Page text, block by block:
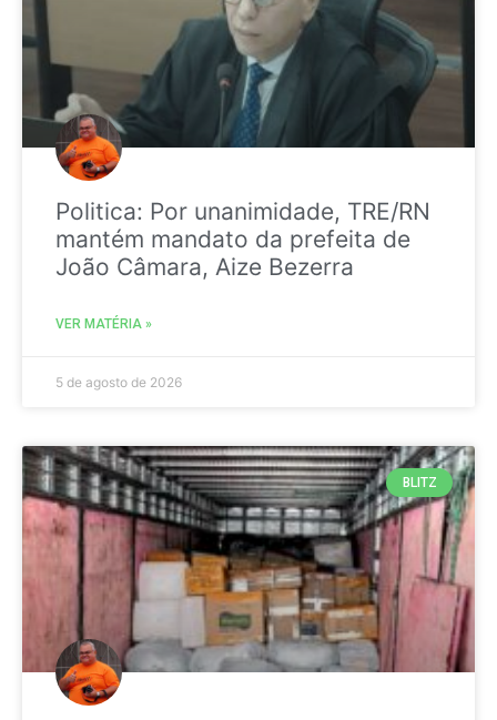
Politica: Por unanimidade, TRE/RN
mantém mandato da prefeita de
João Câmara, Aize Bezerra
VER MATÉRIA »
5 de agosto de 2026
BLITZ